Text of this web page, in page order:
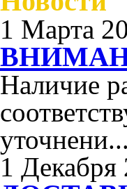
1 Марта
Наличие
уточнени...
1 Декабря